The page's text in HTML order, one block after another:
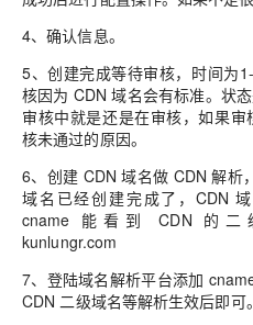
4、确认信息。
5、创建完成等待审核，时间为
核因为 CDN 域名会有标准。状
审核中就是还是在审核，如果
核未通过的原因。
6、 创建 CDN 域名做 CDN 解析
域名已经创建完成了，CDN
cname 能看到 CDN 的二
kunlungr.com
7、 登陆域名解析平台添加
CDN 二级域名等解析生效后即可。